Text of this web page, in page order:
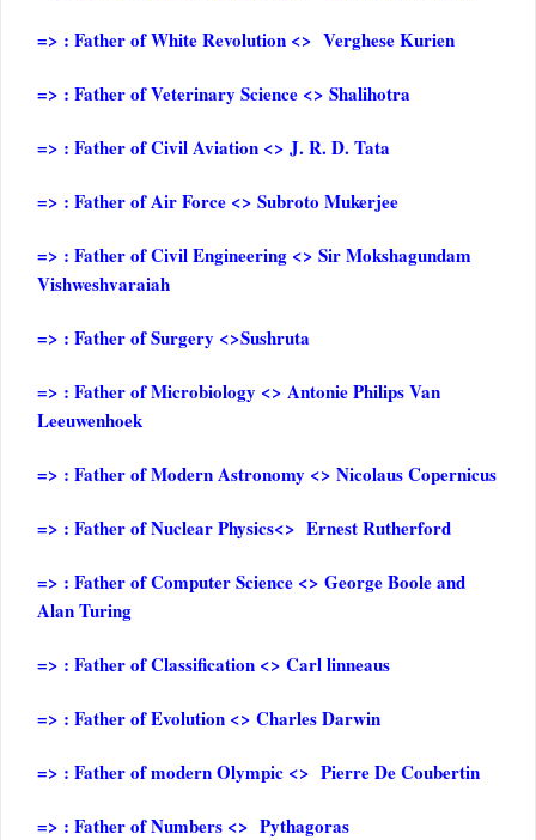
=> : Father of White Revolution <> Verghese Kurien
=> : Father of Veterinary Science <> Shalihotra
=> : Father of Civil Aviation <> J. R. D. Tata
=> : Father of Air Force <> Subroto Mukerjee
=> : Father of Civil Engineering <> Sir Mokshagundam
Vishweshvaraiah
=> : Father of Surgery <>Sushruta
=> : Father of Microbiology <> Antonie Philips Van
Leeuwenhoek
=> : Father of Modern Astronomy <> Nicolaus Copernicus
=> : Father of Nuclear Physics<> Ernest Rutherford
=> : Father of Computer Science <> George Boole and
Alan Turing
=> : Father of Classification <> Carl linneaus
=> : Father of Evolution <> Charles Darwin
=> : Father of modern Olympic <> Pierre De Coubertin
=> : Father of Numbers <> Pythagoras